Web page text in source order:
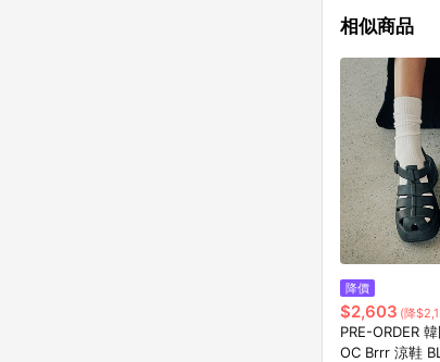
使用規則請以
相似商品
降價
$2,603 (降
PRE-ORDER
OC Brrr 涼鞋